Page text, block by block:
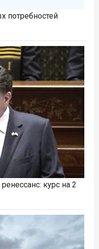
потребностей
курс на 2